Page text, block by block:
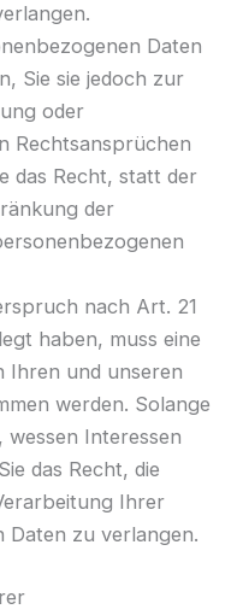
Daten
Sie sie jedoch zur
oder
Rechtsansprüchen
das Recht, statt der
der
nach Art. 21
haben, muss eine
Ihren und unseren
werden. Solange
Interessen
das Recht, die
Ihrer
Daten zu verlangen.